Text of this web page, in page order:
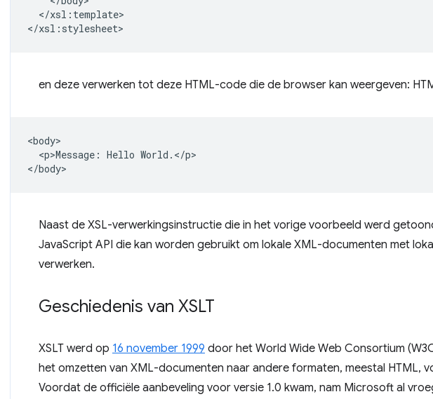
</xsl:template>
en deze verwerken tot deze HTML-code die de browser kan weergeven:
<body>
  <p>Message: Hello World.</p>
Naast de XSL-verwerkingsinstructie die in het vorige voorbeeld werd
JavaScript API die kan worden gebruikt om lokale XML-documenten met
verwerken.
Geschiedenis van XSLT
XSLT werd op 16 november 1999 door het World Wide Web Consortium
het omzetten van XML-documenten naar andere formaten, meestal HTML,
Voordat de officiële aanbeveling voor versie 1.0 kwam, nam Microsoft al